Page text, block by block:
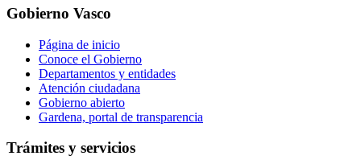
Gobierno Vasco
Página de inicio
Conoce el Gobierno
Departamentos y entidades
Atención ciudadana
Gobierno abierto
Gardena, portal de transparencia
Trámites y servicios